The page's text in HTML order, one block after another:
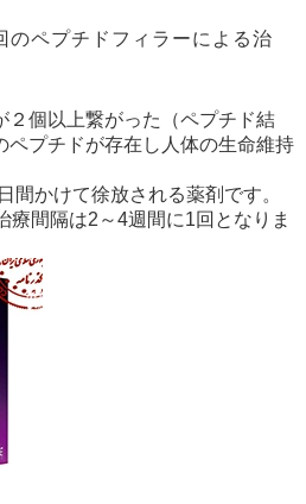
のペプチドフィラーによる治
２個以上繋がった（ペプチド結
ペプチドが存在し人体の生命維持
間かけて徐放される薬剤です。
療間隔は2～4週間に1回となりま